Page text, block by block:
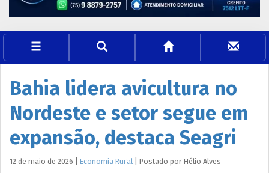
Bahia lidera avicultura no
Nordeste e setor segue em
expansão, destaca Seagri
12 de maio de 2026 Economia Rural Postado por Hélio Alves